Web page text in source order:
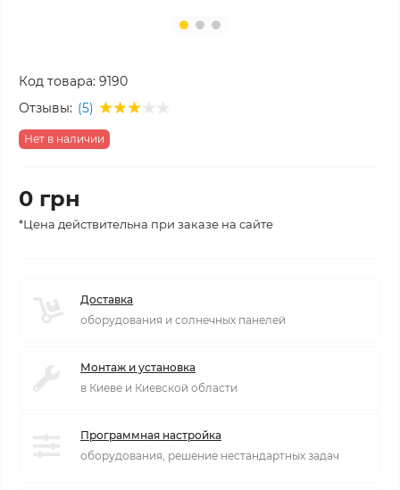
Код товара: 9190
Отзывы: (5)
Нет в наличии
0 грн
*Цена действительна при заказе на сайте
Доставка
оборудования и солнечных панелей
Монтаж и установка
в Киеве и Киевской области
Программная настройка
оборудования, решение нестандартных задач